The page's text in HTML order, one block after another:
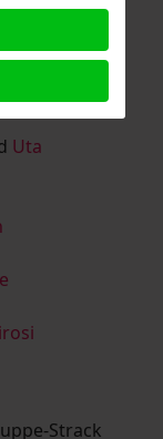
Mayer-
&
Uta
Strack